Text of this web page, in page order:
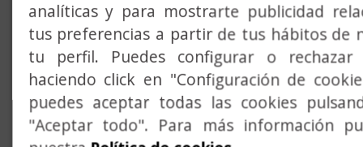
de 47,5 mm. Frente recto disponible en latón,
latonado o acero inoxidable. Cerradero recto en
latonado o acero inoxidable. La Serie 5890 Paso,
incorpora una nueca de 8mm, que acciona el
picaporte (reversible).
analíticas y para mostrarte publicidad
tus preferencias a partir de tus hábitos de
tu perfil. Puedes configurar o rechazar
haciendo click en "Configuración de
puedes aceptar todas las cookies
"Aceptar todo". Para más información